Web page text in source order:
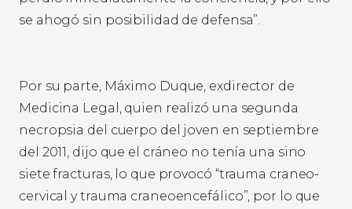
se ahogó sin posibilidad de defensa”.
Por su parte, Máximo Duque, exdirector de
Medicina Legal, quien realizó una segunda
necropsia del cuerpo del joven en septiembre
del 2011, dijo que el cráneo no tenía una sino
siete fracturas, lo que provocó “trauma craneo-
cervical y trauma craneoencefálico”, por lo que